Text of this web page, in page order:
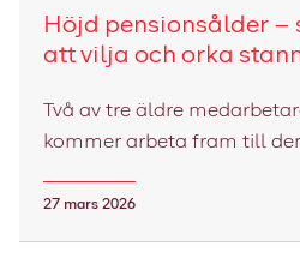
Höjd pensionsålder –
att vilja och orka
Två av tre äldre
kommer arbeta fram till
högst i den här fasen av
27 mars 2026